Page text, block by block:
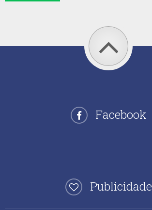
Facebook
Publicidade